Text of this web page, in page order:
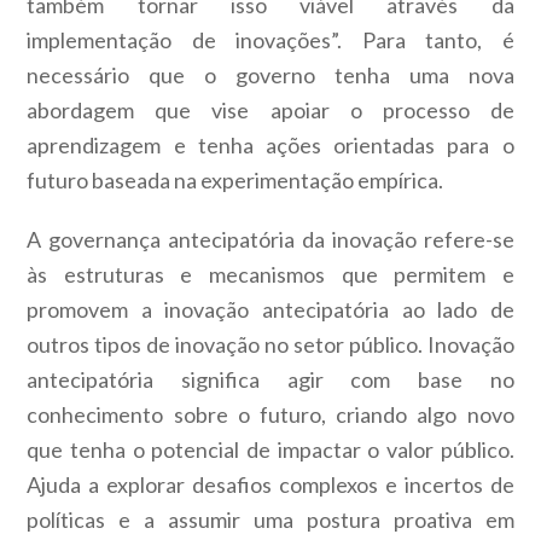
implementação de inovações”. Para tanto, é
necessário que o governo tenha uma nova
abordagem que vise apoiar o processo de
aprendizagem e tenha ações orientadas para o
futuro baseada na experimentação empírica.
A governança antecipatória da inovação refere-se
às estruturas e mecanismos que permitem e
promovem a inovação antecipatória ao lado de
outros tipos de inovação no setor público. Inovação
antecipatória significa agir com base no
conhecimento sobre o futuro, criando algo novo
que tenha o potencial de impactar o valor público.
Ajuda a explorar desafios complexos e incertos de
políticas e a assumir uma postura proativa em